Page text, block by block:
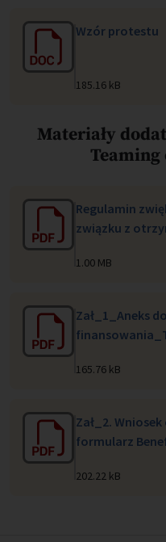
Wzór protestu
185.16 kB
Materiały
Teaming
Regulamin
związku z
1.00 MB
Zał_1_Aneks
165.76 kB
Zał_2.
formularz
202.22 kB